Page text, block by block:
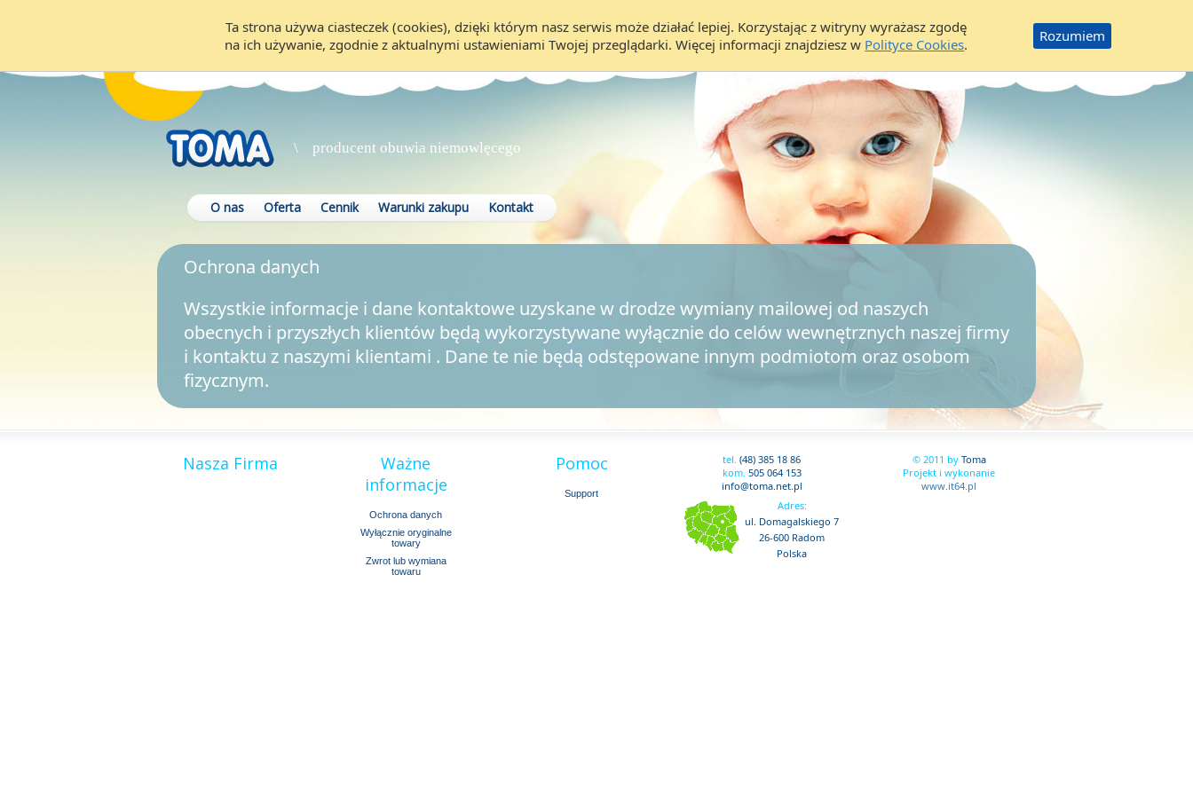
Rozumiem
Ta strona używa ciasteczek (cookies), dzięki którym nasz serwis może działać lepiej. Korzystając z witryny wyrażasz zgodę
na ich używanie, zgodnie z aktualnymi ustawieniami Twojej przeglądarki. Więcej informacji znajdziesz w Polityce Cookies.
\ producent obuwia niemowlęcego
O nas Oferta Cennik Warunki zakupu Kontakt
Ochrona danych
Wszystkie informacje i dane kontaktowe uzyskane w drodze wymiany mailowej od naszych
obecnych i przyszłych klientów będą wykorzystywane wyłącznie do celów wewnętrznych naszej firmy
i kontaktu z naszymi klientami . Dane te nie będą odstępowane innym podmiotom oraz osobom
fizycznym.
Nasza Firma
Ważne
informacje
Ochrona danych
Wyłącznie oryginalne
towary
Zwrot lub wymiana
towaru
Pomoc
Support
tel. (48) 385 18 86
kom. 505 064 153
info@toma.net.pl
Adres:
ul. Domagalskiego 7
26-600 Radom
Polska
© 2011 byToma
Projekt i wykonanie
www.it64.pl